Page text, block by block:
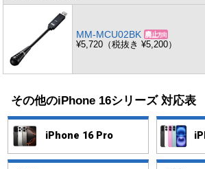
MM-MCU02BK
¥5,720（税抜き ¥5,200）
その他のiPhone 16シリーズ 対応表
iPhone 16 Pro